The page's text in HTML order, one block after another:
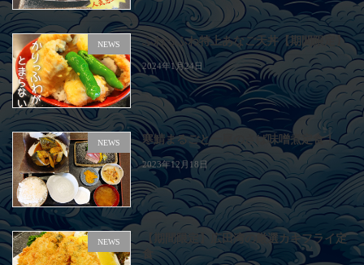
NEWS ふわっふわ特上あなご天丼【期間限定】
2024年1月24日
NEWS 寒鯖まるごと一尾のさば味噌煮定食！
2023年12月18日
NEWS
【期間限定】広田湾の厳選カキフライ定
食